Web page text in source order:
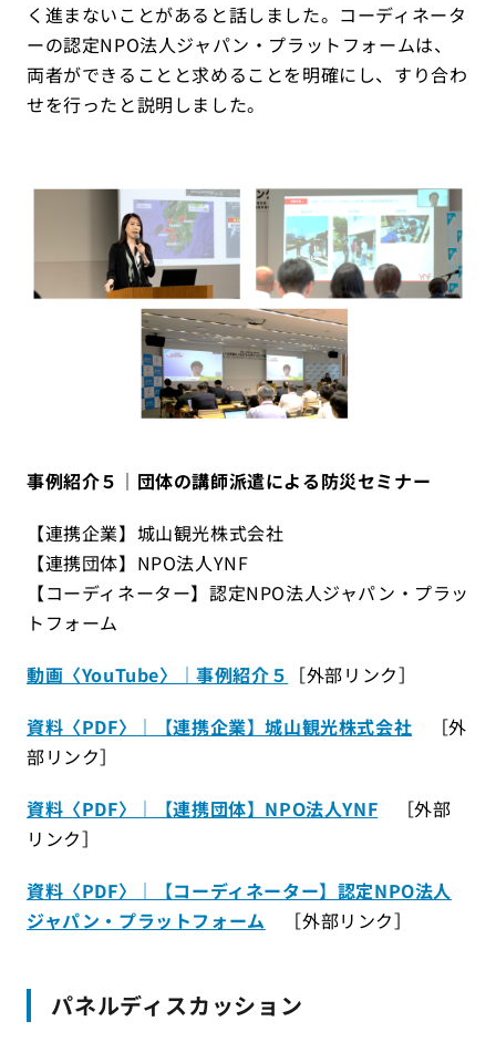
く進まないことがあると話しました。コーディネータ
ーの認定NPO法人ジャパン・プラットフォームは、
両者ができることと求めることを明確にし、すり合わ
せを行ったと説明しました。
事例紹介５｜団体の講師派遣による防災セミナー
【連携企業】城山観光株式会社
【連携団体】NPO法人YNF
【コーディネーター】認定NPO法人ジャパン・プラッ
トフォーム
動画〈YouTube〉｜事例紹介５ ［外部リンク］
資料〈PDF〉｜【連携企業】城山観光株式会社 ［外
部リンク］
資料〈PDF〉｜【連携団体】NPO法人YNF ［外部
リンク］
資料〈PDF〉｜【コーディネーター】認定NPO法人
ジャパン・プラットフォーム ［外部リンク］
パネルディスカッション